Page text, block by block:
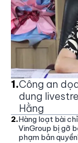
1.Công an
dung
Hằng
2.Hàng loạt bài
VinGroup bị gỡ
phạm bản quyền’